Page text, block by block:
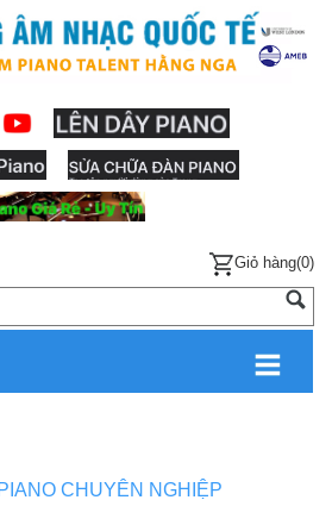
Giỏ hàng(0)
CHUYÊN NGHIỆP